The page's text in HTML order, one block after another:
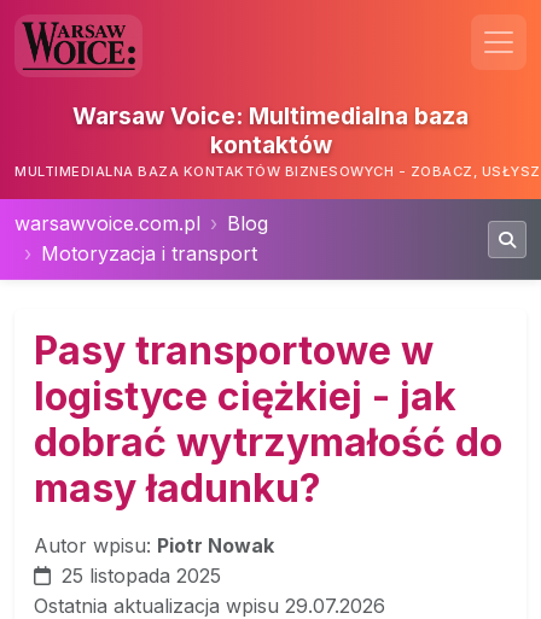
Warsaw Voice: Multimedialna baza
kontaktów
MULTIMEDIALNA BAZA KONTAKTÓW BIZNESOWYCH - ZOBACZ,
warsawvoice.com.pl
Blog
Motoryzacja i transport
Pasy transportowe w
logistyce ciężkiej - jak
dobrać wytrzymałość do
masy ładunku?
Autor wpisu: Piotr Nowak
25 listopada 2025
Ostatnia aktualizacja wpisu 29.07.2026